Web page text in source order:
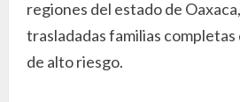
regiones del estado de
trasladadas familias completas
de alto riesgo.